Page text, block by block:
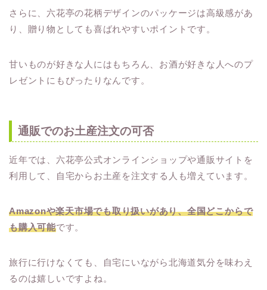
さらに、六花亭の花柄デザインのパッケージは高級感があ
り、贈り物としても喜ばれやすいポイントです。
甘いものが好きな人にはもちろん、お酒が好きな人へのプ
レゼントにもぴったりなんです。
通販でのお土産注文の可否
近年では、六花亭公式オンラインショップや通販サイトを
利用して、自宅からお土産を注文する人も増えています。
Amazonや楽天市場でも取り扱いがあり、全国どこからで
も購入可能です。
旅行に行けなくても、自宅にいながら北海道気分を味わえ
るのは嬉しいですよね。